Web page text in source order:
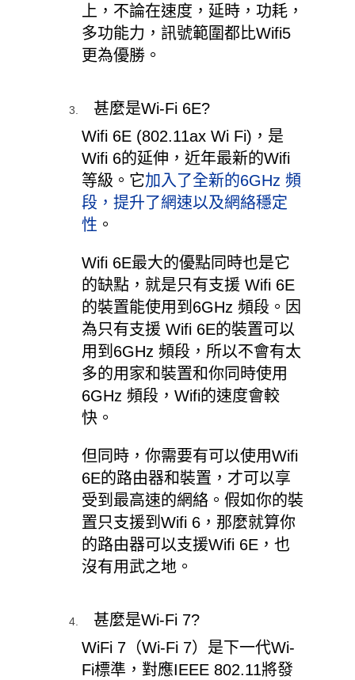
上，不論在速度，延時，功耗，
多功能力，訊號範圍都比Wifi5
更為優勝。
甚麼是Wi-Fi 6E?
Wifi 6E (802.11ax Wi Fi)，是
Wifi 6的延伸，近年最新的Wifi
等級。 它加入了全新的6GHz 頻
段，提升了網速以及網絡穩定
性 。
Wifi 6E最大的優點同時也是它
的缺點，就是只有支援 Wifi 6E
的裝置能使用到6GHz 頻段。因
為只有支援 Wifi 6E的裝置可以
用到6GHz 頻段，所以不會有太
多的用家和裝置和你同時使用
6GHz 頻段，Wifi的速度會較
快。
但同時，你需要有可以使用Wifi
6E的路由器和裝置，才可以享
受到最高速的網絡。假如你的裝
置只支援到Wifi 6，那麼就算你
的路由器可以支援Wifi 6E，也
沒有用武之地。
甚麼是Wi-Fi 7?
WiFi 7（Wi-Fi 7）是下一代Wi-
Fi標準，對應IEEE 802.11將發